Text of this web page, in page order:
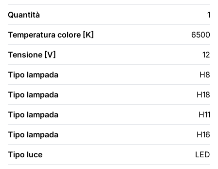
Quantità 1
Temperatura colore [K] 6500
Tensione [V] 12
Tipo lampada H8
Tipo lampada H18
Tipo lampada H11
Tipo lampada H16
Tipo luce LED